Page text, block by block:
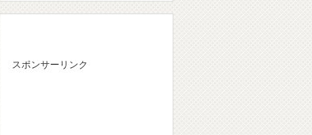
スポンサーリンク